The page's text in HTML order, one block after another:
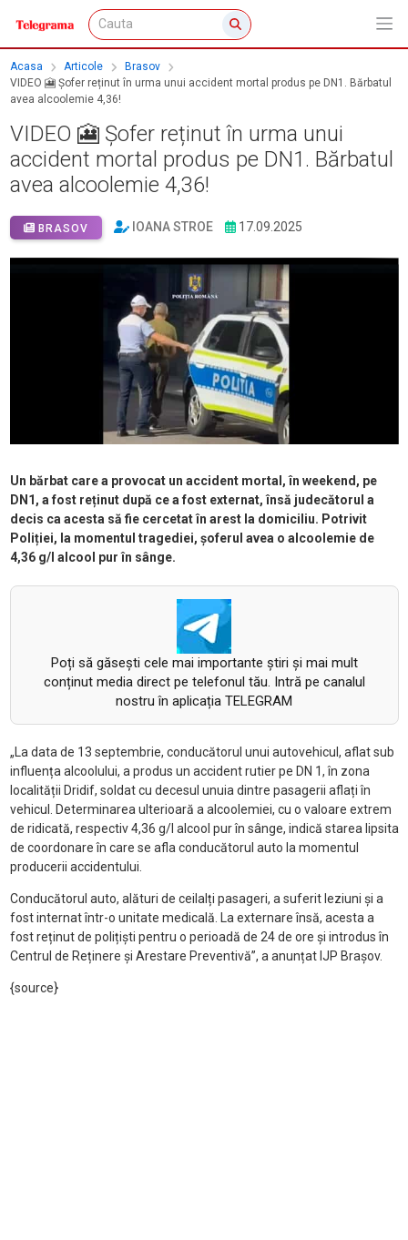
Acasa Articole
Brasov
VIDEO 🎦 Șofer reținut în urma unui accident mortal produs pe DN1. Bărbatul
avea alcoolemie 4,36!
VIDEO 🎦 Șofer reținut în urma unui
accident mortal produs pe DN1. Bărbatul
avea alcoolemie 4,36!
BRASOV IOANA STROE 17.09.2025
Un bărbat care a provocat un accident mortal, în weekend, pe
DN1, a fost reținut după ce a fost externat, însă judecătorul a
decis ca acesta să fie cercetat în arest la domiciliu. Potrivit
Poliției, la momentul tragediei, șoferul avea o alcoolemie de
4,36 g/l alcool pur în sânge.
Poți să găsești cele mai importante știri și mai mult
conținut media direct pe telefonul tău. Intră pe canalul
nostru în aplicația TELEGRAM
„La data de 13 septembrie, conducătorul unui autovehicul, aflat sub
influența alcoolului, a produs un accident rutier pe DN 1, în zona
localității Dridif, soldat cu decesul unuia dintre pasagerii aflați în
vehicul. Determinarea ulterioară a alcoolemiei, cu o valoare extrem
de ridicată, respectiv 4,36 g/l alcool pur în sânge, indică starea lipsita
de coordonare în care se afla conducătorul auto la momentul
producerii accidentului.
Conducătorul auto, alături de ceilalți pasageri, a suferit leziuni și a
fost internat într-o unitate medicală. La externare însă, acesta a
fost reținut de polițiști pentru o perioadă de 24 de ore și introdus în
Centrul de Reținere și Arestare Preventivă”, a anunțat IJP Brașov.
{source}